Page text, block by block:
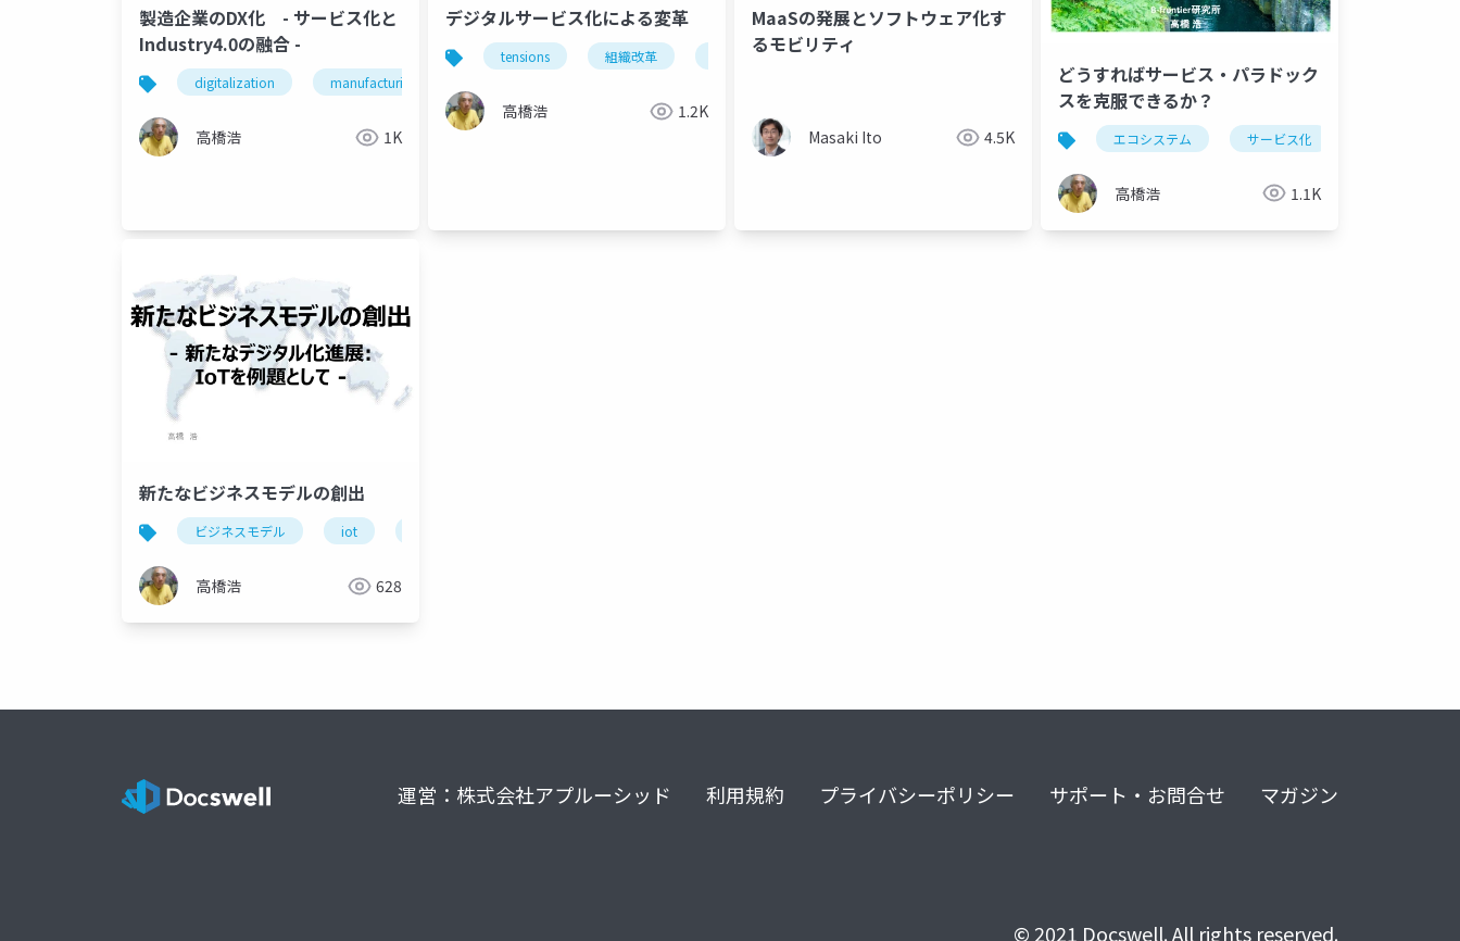
製造企業のDX化 - サービス化と
Industry4.0の融合 -
digitalization manufacturing companies サービス化 dx scenario 製造企業
高橋浩 1K
デジタルサービス化による変革
tensions 組織改革 デジタル化 digital servitization
高橋浩 1.2K
MaaSの発展とソフトウェア化す
るモビリティ
Masaki Ito 4.5K
どうすればサービス・パラドック
スを克服できるか？
エコシステム サービス化
高橋浩 1.1K
新たなビジネスモデルの創出
ビジネスモデル iot
高橋浩 628
運営：株式会社アプルーシッド 利用規約 プライバシーポリシー サポート・お問合せ マガジン
© 2021 Docswell. All rights reserved.